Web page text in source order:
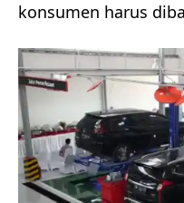
konsumen harus